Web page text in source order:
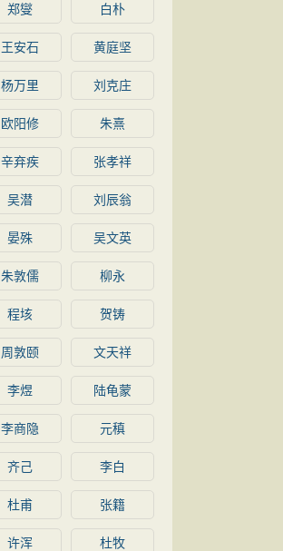
郑燮 白朴
王安石 黄庭坚
杨万里 刘克庄
欧阳修 朱熹
辛弃疾 张孝祥
吴潜 刘辰翁
晏殊 吴文英
朱敦儒 柳永
程垓 贺铸
周敦颐 文天祥
李煜 陆龟蒙
李商隐 元稹
齐己 李白
杜甫 张籍
许浑 杜牧